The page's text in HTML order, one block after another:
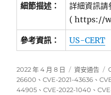
細節描述：
詳細資訊
( https://
參考資訊： US-CERT
發
佈
日
2022 年 4 月 8 日
分
類
資安通告
26600 、CVE-2021-43636 、
44905 、CVE-2022-1040 、